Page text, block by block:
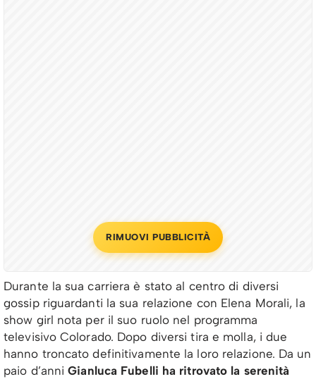
RIMUOVI PUBBLICITÀ
Durante la sua carriera è stato al centro di diversi
gossip riguardanti la sua relazione con Elena Morali, la
show girl nota per il suo ruolo nel programma
televisivo Colorado. Dopo diversi tira e molla, i due
hanno troncato definitivamente la loro relazione. Da un
paio d’anniGianluca Fubelli ha ritrovato la serenità